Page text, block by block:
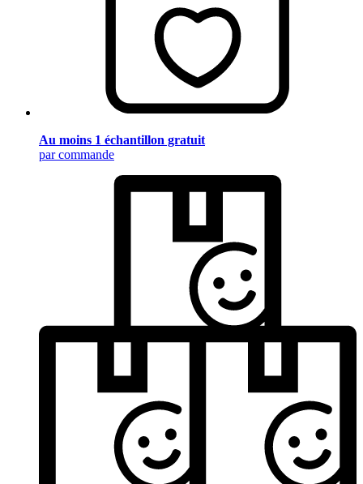
Au moins 1 échantillon gratuit
par commande